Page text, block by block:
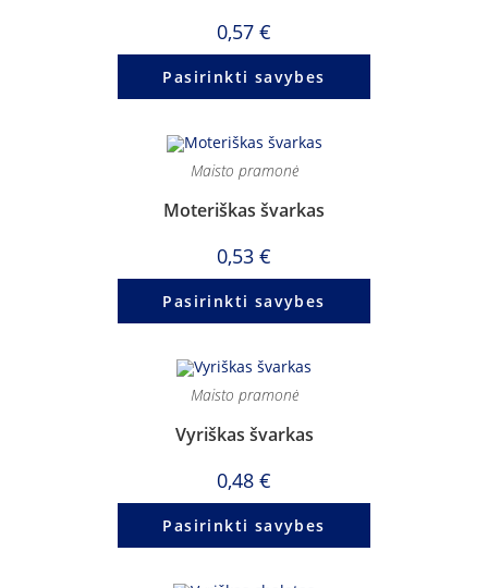
0,57 €
Pasirinkti savybes
Maisto pramonė
Moteriškas švarkas
0,53 €
Pasirinkti savybes
Maisto pramonė
Vyriškas švarkas
0,48 €
Pasirinkti savybes